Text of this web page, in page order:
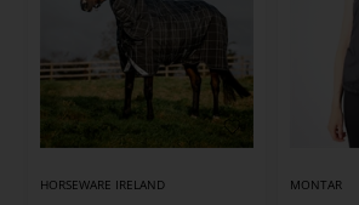
HORSEWARE IRELAND MONTAR